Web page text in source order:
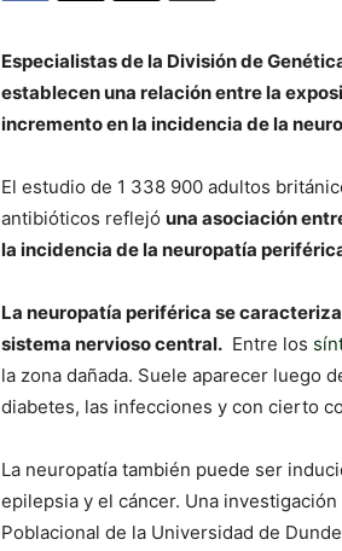
Especialistas de la División de
establecen una relación entre la
incremento en la incidencia de la
El estudio de 1 338 900 adultos
antibióticos reflejó una asociación
la incidencia de la neuropatía
La neuropatía periférica se
sistema nervioso central. Entre los
la zona dañada. Suele aparecer luego
diabetes, las infecciones y con cierto
La neuropatía también puede ser
epilepsia y el cáncer. Una
Poblacional de la Universidad de